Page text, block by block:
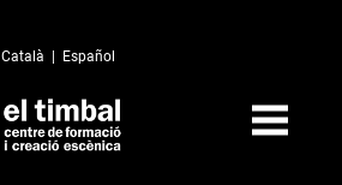
Català Español